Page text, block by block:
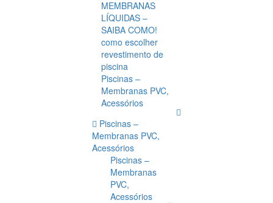
MEMBRANAS
LÍQUIDAS –
SAIBA COMO!
como escolher
revestimento de
piscina
Piscinas –
Membranas PVC,
Acessórios
Piscinas –
Membranas PVC,
Acessórios
Piscinas –
Membranas
PVC,
Acessórios